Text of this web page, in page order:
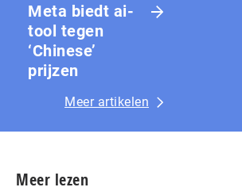
Meta biedt ai-
tool tegen
‘Chinese’
prijzen
Meer artikelen
Meer lezen